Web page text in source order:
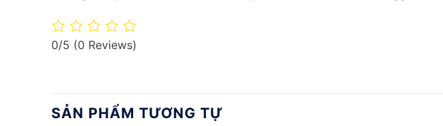
0/5 (0 Reviews)
SẢN PHẨM TƯƠNG TỰ